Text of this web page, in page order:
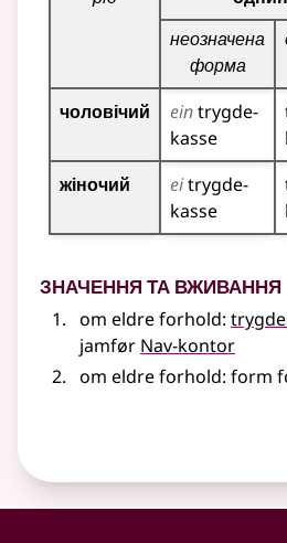
неозначена
форма
чоловічий
eintrygde­
kasse
жіночий
eitrygde­
kasse
Значення та вживання
om eldre forhold:
jamfør Nav-kontor
om eldre forhold: form